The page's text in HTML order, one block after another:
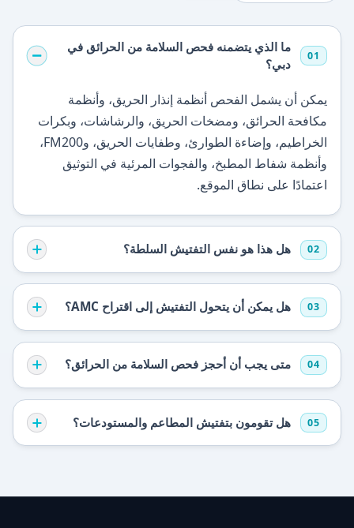
01
ما الذي يتضمنه فحص السلامة من الحرائق في
دبي؟
يمكن أن يشمل الفحص أنظمة إنذار الحريق، وأنظمة
مكافحة الحرائق، ومضخات الحريق، والرشاشات، وبكرات
الخراطيم، وإضاءة الطوارئ، وطفايات الحريق، وFM200،
وأنظمة شفاط المطبخ، والفجوات المرئية في التوثيق
اعتمادًا على نطاق الموقع.
02 هل هذا هو نفس التفتيش السلطة؟
03 هل يمكن أن يتحول التفتيش إلى اقتراح AMC؟
04 متى يجب أن أحجز فحص السلامة من الحرائق؟
05 هل تقومون بتفتيش المطاعم والمستودعات؟